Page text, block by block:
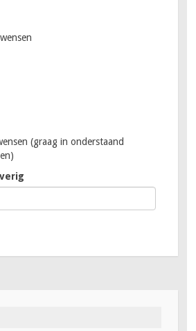
(graag in onderstaand